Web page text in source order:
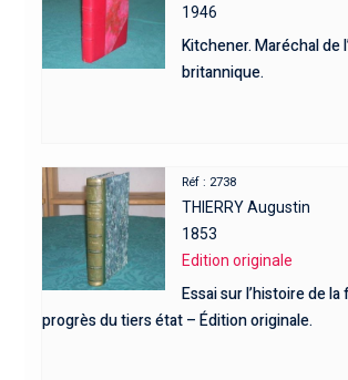
1946
Kitchener. Maréchal de
britannique.
Réf : 2738
THIERRY Augustin
1853
Edition originale
Essai sur l’histoire de
progrès du tiers état – Édition originale.